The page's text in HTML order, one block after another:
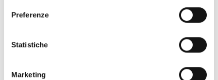
Preferenze
Statistiche
Marketing
Codice della Vite e del Vino